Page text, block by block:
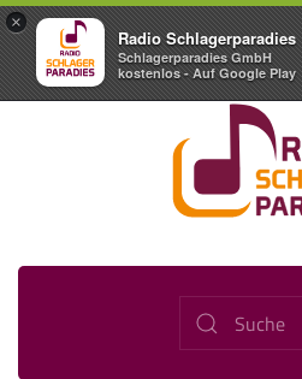
×
Radio Schlagerparadies
Schlagerparadies GmbH
kostenlos - Auf Google Play